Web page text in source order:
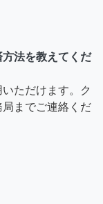
法を教えてくだ
ただけます。ク
までご連絡くだ